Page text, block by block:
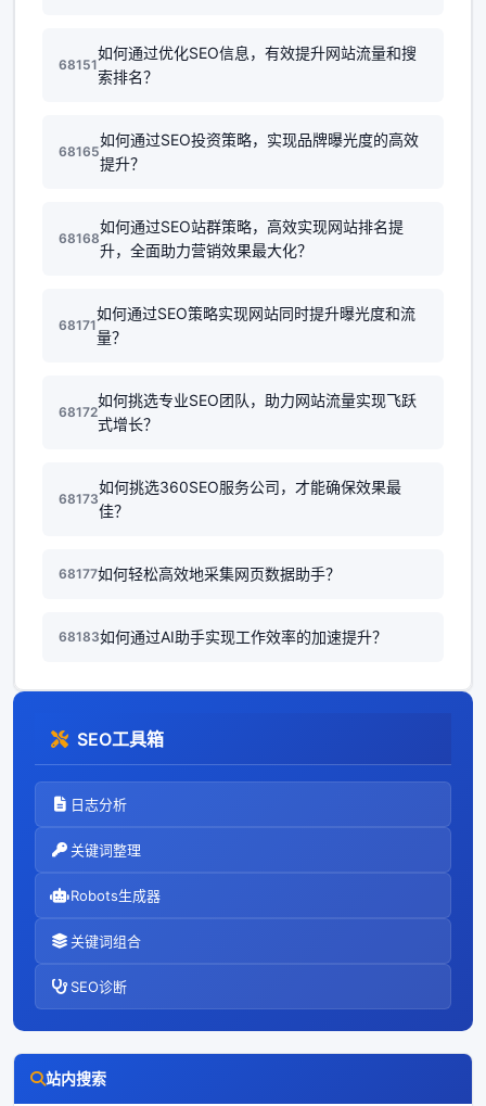
68151
如何通过优化SEO信息，有效提升网站流量和搜
索排名？
68165
如何通过SEO投资策略，实现品牌曝光度的高效
提升？
68168
如何通过SEO站群策略，高效实现网站排名提
升，全面助力营销效果最大化？
68171
如何通过SEO策略实现网站同时提升曝光度和流
量？
68172
如何挑选专业SEO团队，助力网站流量实现飞跃
式增长？
68173
如何挑选360SEO服务公司，才能确保效果最
佳？
68177如何轻松高效地采集网页数据助手？
68183如何通过AI助手实现工作效率的加速提升？
SEO工具箱
日志分析
关键词整理
Robots生成器
关键词组合
SEO诊断
站内搜索